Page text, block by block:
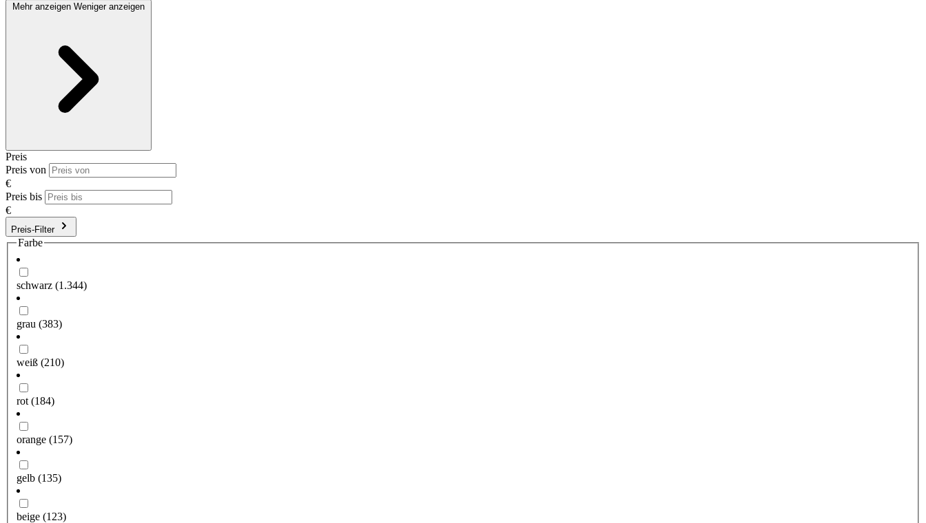
Mehr anzeigen Weniger anzeigen
Preis
Preis von
€
Preis bis
€
Preis-Filter
Farbe
schwarz (1.344)
grau (383)
weiß (210)
rot (184)
orange (157)
gelb (135)
beige (123)